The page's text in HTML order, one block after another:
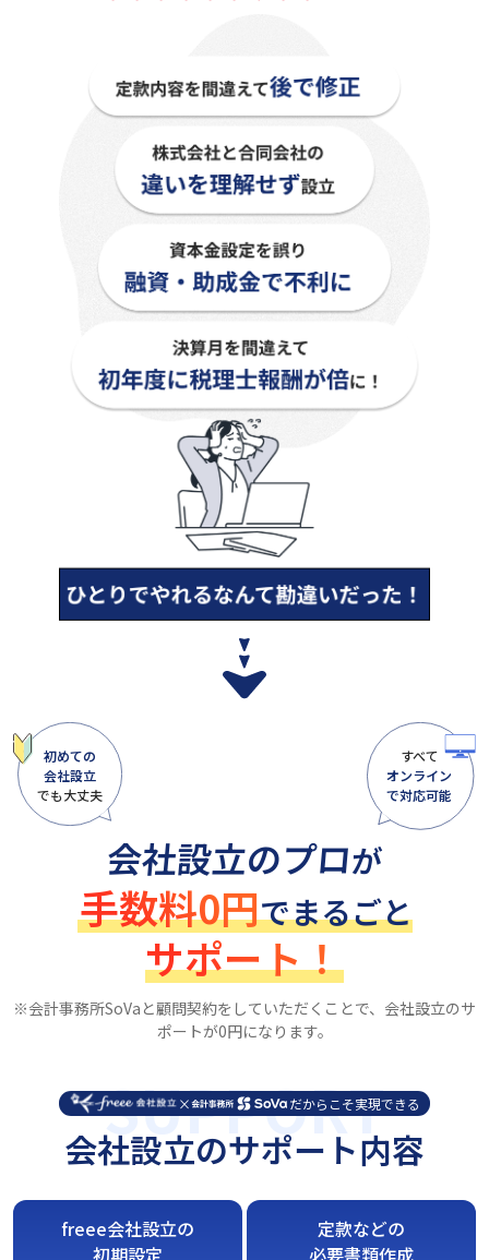
会社設立のプロが
手数料0円でまるごと
サポート！
※会計事務所SoVaと顧問契約をしていただくことで、会社設立のサ
ポートが0円になります。
初めての
会社設立
でも大丈夫
すべて
オンライン
で対応可能
× だからこそ実現できる
会社設立のサポート内容
SUPPORT
freee会社設立の
定款などの